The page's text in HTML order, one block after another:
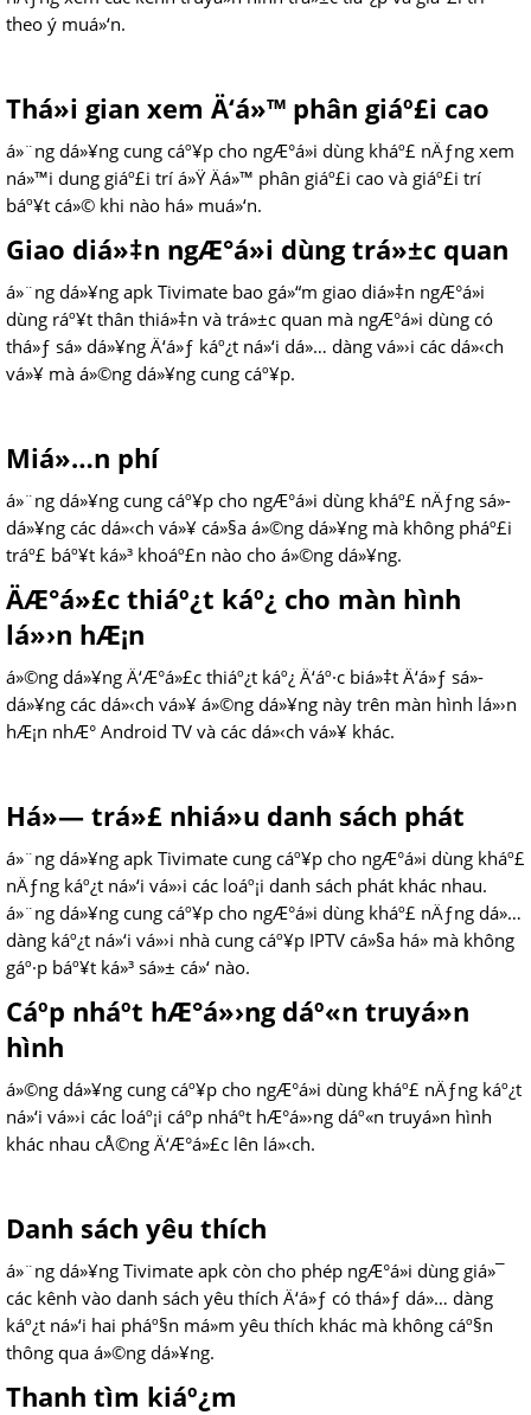
theo ý muá»‘n.
Thá»i gian xem Ä‘á»™ phân giáº£i cao
á»¨ng dá»¥ng cung cáº¥p cho ngÆ°á»i dùng kháº£ nÄƒng xem
ná»™i dung giáº£i trí á»Ÿ Äá»™ phân giáº£i cao và giáº£i trí
báº¥t cá»© khi nào há» muá»‘n.
Giao diá»‡n ngÆ°á»i dùng trá»±c quan
á»¨ng dá»¥ng apk Tivimate bao gá»“m giao diá»‡n ngÆ°á»i
dùng ráº¥t thân thiá»‡n và trá»±c quan mà ngÆ°á»i dùng có
thá»ƒ sá»­ dá»¥ng Ä‘á»ƒ káº¿t ná»‘i dá»… dàng vá»›i các dá»‹ch
vá»¥ mà á»©ng dá»¥ng cung cáº¥p.
Miá»…n phí
á»¨ng dá»¥ng cung cáº¥p cho ngÆ°á»i dùng kháº£ nÄƒng sá»­
dá»¥ng các dá»‹ch vá»¥ cá»§a á»©ng dá»¥ng mà không pháº£i
tráº£ báº¥t ká»³ khoáº£n nào cho á»©ng dá»¥ng.
ÄÆ°á»£c thiáº¿t káº¿ cho màn hình
lá»›n hÆ¡n
á»©ng dá»¥ng Ä‘Æ°á»£c thiáº¿t káº¿ Ä‘áº·c biá»‡t Ä‘á»ƒ sá»­
dá»¥ng các dá»‹ch vá»¥ á»©ng dá»¥ng này trên màn hình lá»›n
hÆ¡n nhÆ° Android TV và các dá»‹ch vá»¥ khác.
Há»— trá»£ nhiá»u danh sách phát
á»¨ng dá»¥ng apk Tivimate cung cáº¥p cho ngÆ°á»i dùng kháº£
nÄƒng káº¿t ná»‘i vá»›i các loáº¡i danh sách phát khác nhau.
á»¨ng dá»¥ng cung cáº¥p cho ngÆ°á»i dùng kháº£ nÄƒng dá»…
dàng káº¿t ná»‘i vá»›i nhà cung cáº¥p IPTV cá»§a há» mà không
gáº·p báº¥t ká»³ sá»± cá»‘ nào.
Cáº­p nháº­t hÆ°á»›ng dáº«n truyá»n
hình
á»©ng dá»¥ng cung cáº¥p cho ngÆ°á»i dùng kháº£ nÄƒng káº¿t
ná»‘i vá»›i các loáº¡i cáº­p nháº­t hÆ°á»›ng dáº«n truyá»n hình
khác nhau cÅ©ng Ä‘Æ°á»£c lên lá»‹ch.
Danh sách yêu thích
á»¨ng dá»¥ng Tivimate apk còn cho phép ngÆ°á»i dùng giá»¯
các kênh vào danh sách yêu thích Ä‘á»ƒ có thá»ƒ dá»… dàng
káº¿t ná»‘i hai pháº§n má»m yêu thích khác mà không cáº§n
thông qua á»©ng dá»¥ng.
Thanh tìm kiáº¿m